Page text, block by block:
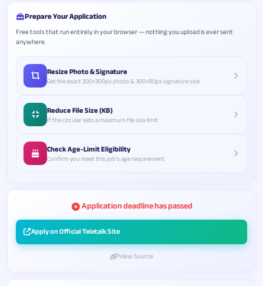
Prepare Your Application
Free tools that run entirely in your browser — nothing you upload is ever sent
anywhere.
Resize Photo & Signature
Get the exact 300×300px photo & 300×80px signature size
Reduce File Size (KB)
If the circular sets a maximum file size limit
Check Age-Limit Eligibility
Confirm you meet this job's age requirement
Application deadline has passed
Apply on Official Teletalk Site
View Source